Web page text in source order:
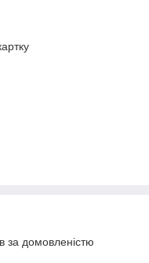
за домовленістю